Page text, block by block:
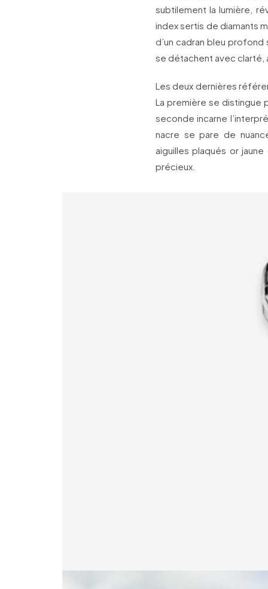
subtilement la lumière,
index sertis de diamants
d’un cadran bleu
se détachent avec clarté,
Les deux dernières
La première se distingue
seconde incarne
nacre se pare de
aiguilles plaqués or
précieux.